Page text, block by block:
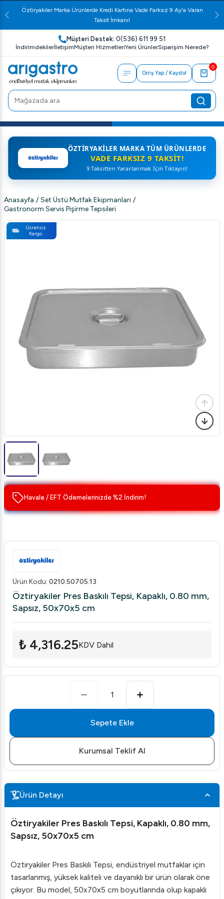
Öztiryakiler Marka Ürünlerde Kredi Kartına Vade Farksız 9 Ay'a Varan
Taksit İmkanı!
Müşteri Destek: 0(536) 611 99 51
İndirimdekilerİletişimMüşteri HizmetleriYeni ÜrünlerSiparişim Nerede?
Giriş Yap / Kaydol
0
ÖZTIRYAKILER MARKA TÜM ÜRÜNLERDE
VADE FARKSIZ 9 TAKSIT!
9 Taksitten Yararlanmak İçin Tıklayın!
Anasayfa / Set Üstü Mutfak Ekipmanları /
Gastronorm Servis Pişirme Tepsileri
Ücretsiz
Kargo
Havale / EFT Ödemelerinizde %2 İndirim!
Ürün Kodu: 0210.50705.13
Öztiryakiler Pres Baskılı Tepsi, Kapaklı, 0.80 mm,
Sapsız, 50x70x5 cm
₺ 4,316.25KDV Dahil
1
Sepete Ekle
Kurumsal Teklif Al
Ürün Detayı
Öztiryakiler Pres Baskılı Tepsi, Kapaklı, 0.80 mm,
Sapsız, 50x70x5 cm
Öztiryakiler Pres Baskılı Tepsi, endüstriyel mutfaklar için
tasarlanmış, yüksek kaliteli ve dayanıklı bir ürün olarak öne
çıkıyor. Bu model, 50x70x5 cm boyutlarında olup kapaklı